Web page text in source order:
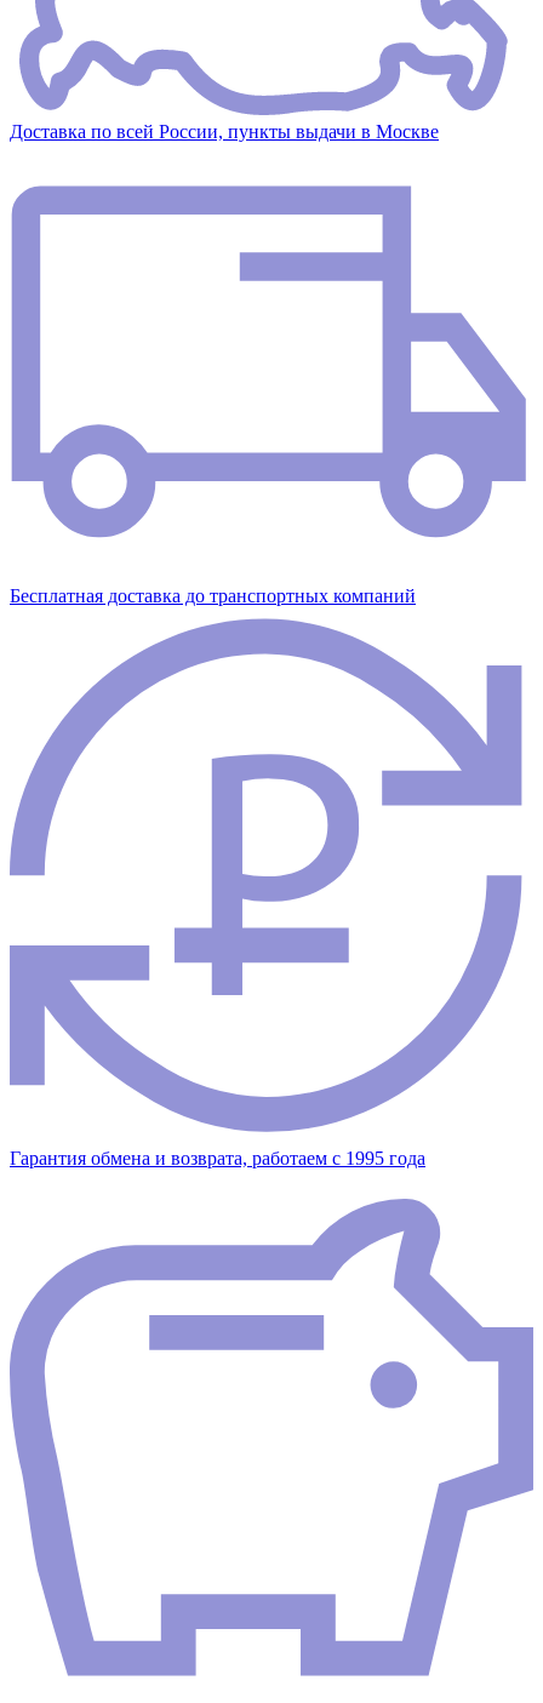
Доставка по всей России, пункты выдачи в Москве
Бесплатная доставка до транспортных компаний
Гарантия обмена и возврата, работаем с 1995 года